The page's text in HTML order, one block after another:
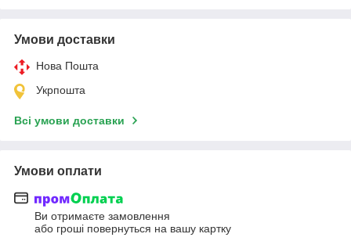
Умови доставки
Нова Пошта
Укрпошта
Всі умови доставки
Умови оплати
Ви отримаєте замовлення
або гроші повернуться на вашу картку